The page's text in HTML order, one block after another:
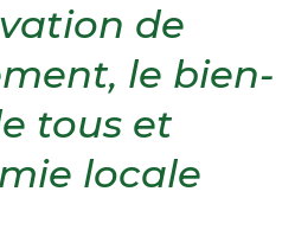
de
le bien-
tous et
locale